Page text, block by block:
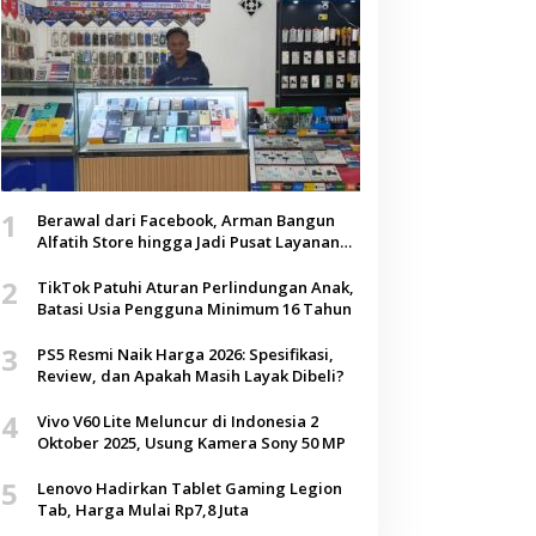
1
Berawal dari Facebook, Arman Bangun
Alfatih Store hingga Jadi Pusat Layanan
2
TikTok Patuhi Aturan Perlindungan Anak,
Batasi Usia Pengguna Minimum 16 Tahun
3
PS5 Resmi Naik Harga 2026: Spesifikasi,
Review, dan Apakah Masih Layak Dibeli?
4
Vivo V60 Lite Meluncur di Indonesia 2
Oktober 2025, Usung Kamera Sony 50 MP
5
Lenovo Hadirkan Tablet Gaming Legion
Tab, Harga Mulai Rp7,8 Juta